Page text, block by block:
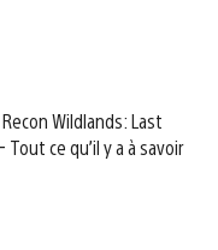
Wildlands: Last
Tout ce qu’il y a à savoir